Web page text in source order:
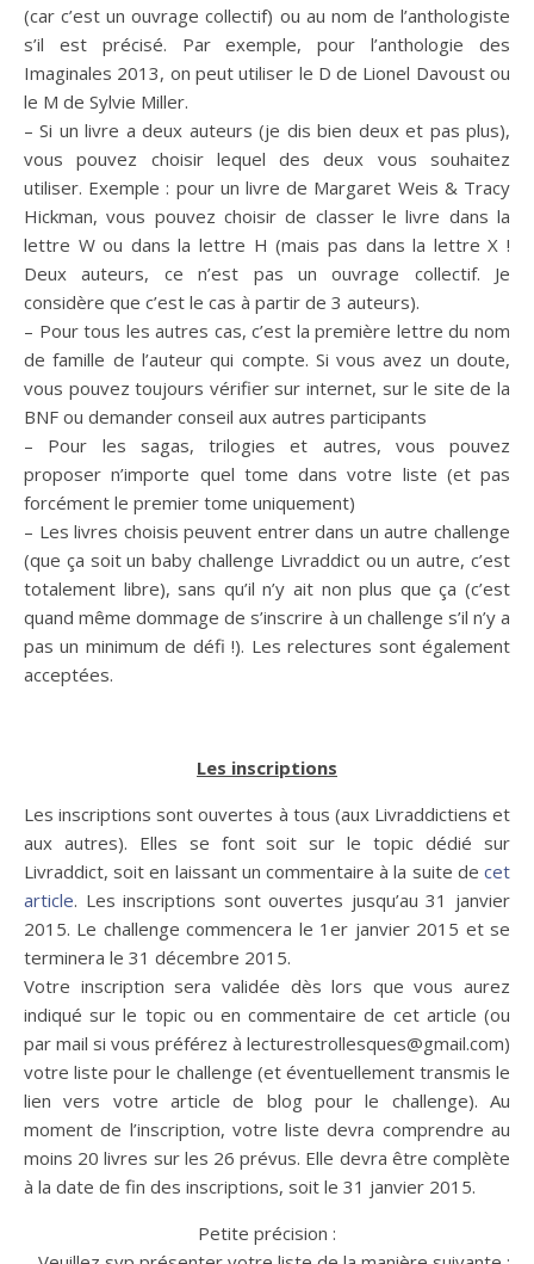
(car c’est un ouvrage collectif) ou au nom de l’anthologiste
s’il est précisé. Par exemple, pour l’anthologie des
Imaginales 2013, on peut utiliser le D de Lionel Davoust ou
le M de Sylvie Miller.
– Si un livre a deux auteurs (je dis bien deux et pas plus),
vous pouvez choisir lequel des deux vous souhaitez
utiliser. Exemple : pour un livre de Margaret Weis & Tracy
Hickman, vous pouvez choisir de classer le livre dans la
lettre W ou dans la lettre H (mais pas dans la lettre X !
Deux auteurs, ce n’est pas un ouvrage collectif. Je
considère que c’est le cas à partir de 3 auteurs).
– Pour tous les autres cas, c’est la première lettre du nom
de famille de l’auteur qui compte. Si vous avez un doute,
vous pouvez toujours vérifier sur internet, sur le site de la
BNF ou demander conseil aux autres participants
– Pour les sagas, trilogies et autres, vous pouvez
proposer n’importe quel tome dans votre liste (et pas
forcément le premier tome uniquement)
– Les livres choisis peuvent entrer dans un autre challenge
(que ça soit un baby challenge Livraddict ou un autre, c’est
totalement libre), sans qu’il n’y ait non plus que ça (c’est
quand même dommage de s’inscrire à un challenge s’il n’y a
pas un minimum de défi !). Les relectures sont également
acceptées.
Les inscriptions
Les inscriptions sont ouvertes à tous (aux Livraddictiens et
aux autres). Elles se font soit sur le topic dédié sur
Livraddict, soit en laissant un commentaire à la suite de cet
article. Les inscriptions sont ouvertes jusqu’au 31 janvier
2015. Le challenge commencera le 1er janvier 2015 et se
terminera le 31 décembre 2015.
Votre inscription sera validée dès lors que vous aurez
indiqué sur le topic ou en commentaire de cet article (ou
par mail si vous préférez à lecturestrollesques@gmail.com)
votre liste pour le challenge (et éventuellement transmis le
lien vers votre article de blog pour le challenge). Au
moment de l’inscription, votre liste devra comprendre au
moins 20 livres sur les 26 prévus. Elle devra être complète
à la date de fin des inscriptions, soit le 31 janvier 2015.
Petite précision :